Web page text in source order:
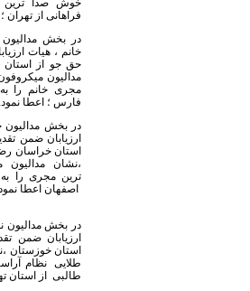
خوش صدا ترین
فراهانی از تهران
در بخش
خانم ، هیات
حق جو از استان
مدالیون
مجری خانم را
فارس ؛ اعطا نمود.
در بخش مدالیون
ارزیابان ضمن
استان خراسان
،نشان مدالیون
ترین مجری را
اصفهان اعطا
در بخش مدالیون
ارزیابان ضمن
استان خوزستان
طلایی نظام
طالبی از استان